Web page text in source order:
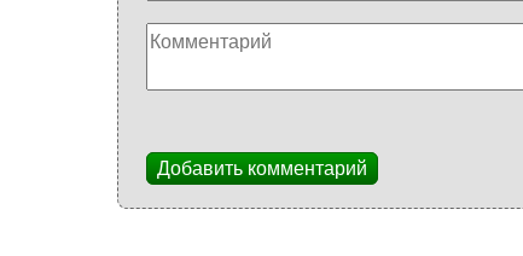
Добавить комментарий